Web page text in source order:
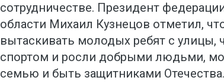
сотрудничестве. Президент
области Михаил Кузнецов отметил,
вытаскивать молодых ребят с улицы,
спортом и росли добрыми людьми,
семью и быть защитниками Отечества.